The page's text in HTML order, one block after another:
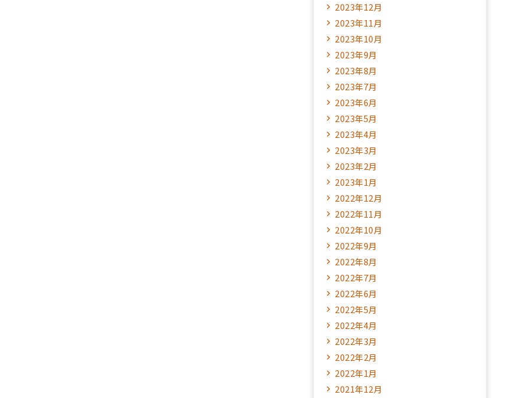
2023年12月
2023年11月
2023年10月
2023年9月
2023年8月
2023年7月
2023年6月
2023年5月
2023年4月
2023年3月
2023年2月
2023年1月
2022年12月
2022年11月
2022年10月
2022年9月
2022年8月
2022年7月
2022年6月
2022年5月
2022年4月
2022年3月
2022年2月
2022年1月
2021年12月